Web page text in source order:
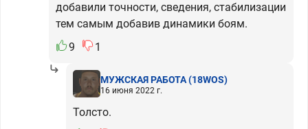
добавили точности, сведения, стабилизации
тем самым добавив динамики боям.
9
1
МУЖСКАЯ РАБОТА(18WOS)
16 июня 2022 г.
Толсто.